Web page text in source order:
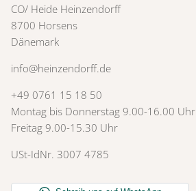
CO/ Heide Heinzendorff
8700 Horsens
Dänemark
info@heinzendorff.de
+49 0761 15 18 50
Montag bis Donnerstag 9.00-16.00 Uhr
Freitag 9.00-15.30 Uhr
USt-IdNr. 3007 4785